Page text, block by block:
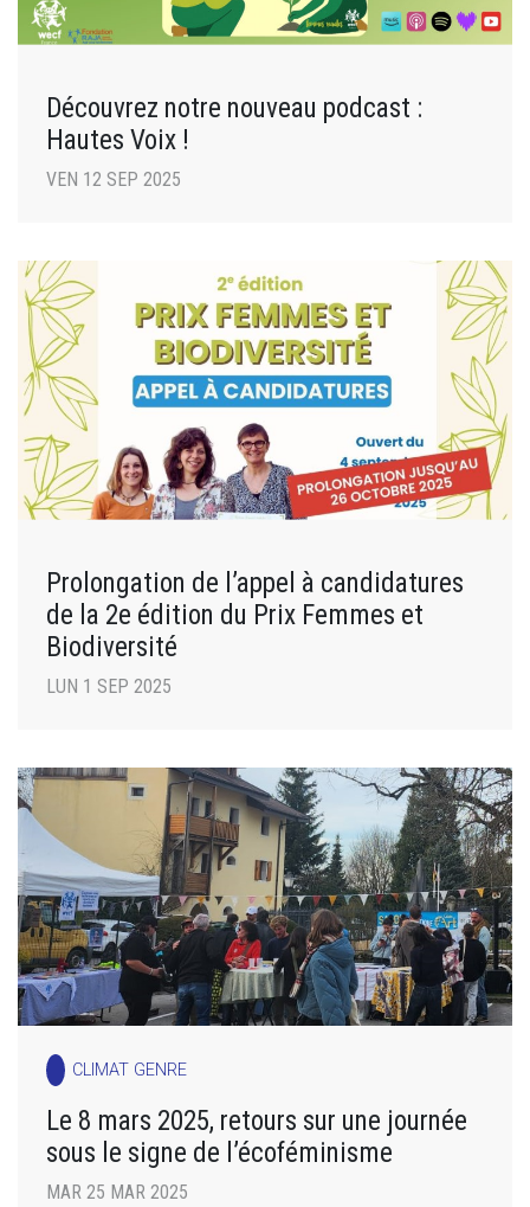
Découvrez notre nouveau podcast :
Hautes Voix !
VEN 12 SEP 2025
Prolongation de l’appel à candidatures
de la 2e édition du Prix Femmes et
Biodiversité
LUN 1 SEP 2025
CLIMAT GENRE
Le 8 mars 2025, retours sur une journée
sous le signe de l’écoféminisme
MAR 25 MAR 2025